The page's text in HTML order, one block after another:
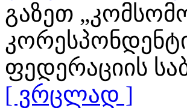
გაზეთ
ფედერაციის
[ ვრცლად ]